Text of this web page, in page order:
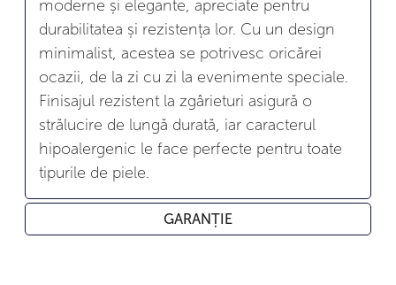
moderne și elegante, apreciate pentru
durabilitatea și rezistența lor. Cu un design
minimalist, acestea se potrivesc oricărei
ocazii, de la zi cu zi la evenimente speciale.
Finisajul rezistent la zgârieturi asigură o
strălucire de lungă durată, iar caracterul
hipoalergenic le face perfecte pentru toate
tipurile de piele.
GARANȚIE